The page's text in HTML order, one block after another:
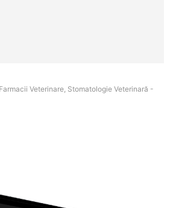
Veterinare, Stomatologie Veterinară -